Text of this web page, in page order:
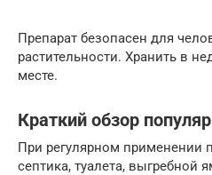
Препарат безопасен для
растительности. Хранить в
месте.
Краткий обзор
При регулярном применении
септика, туалета, выгребной